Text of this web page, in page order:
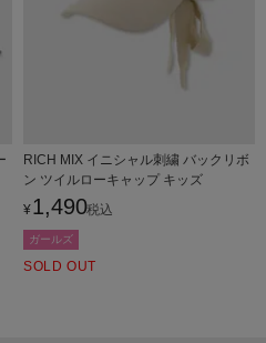
RICH MIX イニシャル刺繍 バックリボ
ン ツイルローキャップ キッズ
¥ 1,490税込
ガールズ
SOLD OUT